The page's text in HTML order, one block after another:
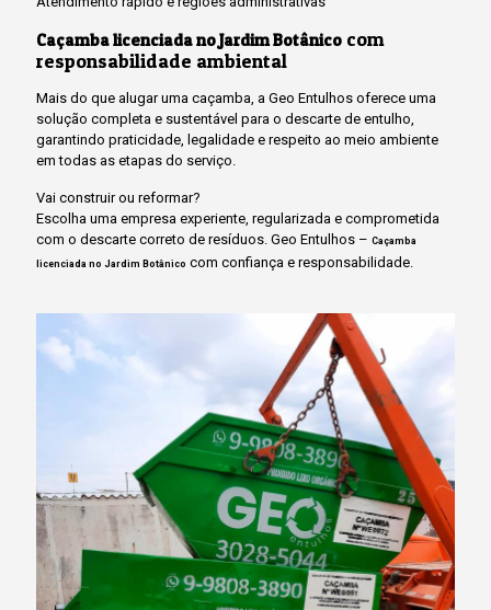
Caçamba licenciada no Jardim Botânico com
responsabilidade ambiental
Mais do que alugar uma caçamba, a Geo Entulhos oferece uma
solução completa e sustentável para o descarte de entulho,
garantindo praticidade, legalidade e respeito ao meio ambiente
em todas as etapas do serviço.
Vai construir ou reformar?
Escolha uma empresa experiente, regularizada e comprometida
com o descarte correto de resíduos. Geo Entulhos – Caçamba
licenciada no Jardim Botânico com confiança e responsabilidade.